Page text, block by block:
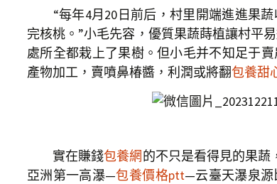
“每年4月20日前后，村里開端進進果蔬
完核桃。”小毛先容，優質果蔬蒔植讓村平
處所全都栽上了果樹。但小毛并不知足于
產物加工，賣噴鼻椿醬，利潤或將翻包養甜
實在賺錢包養網的不只是看得見的果蔬
亞洲第一高瀑—包養價格ptt—云臺天瀑泉源